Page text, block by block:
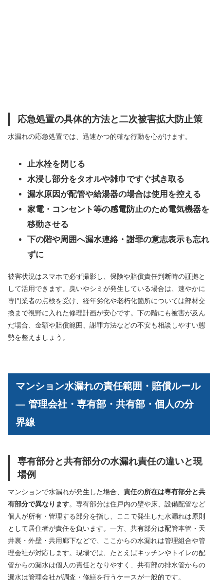
応急処置の具体的方法と二次被害拡大防止策
水漏れの応急処置では、迅速かつ的確な行動を心がけます。
止水栓を閉じる
水浸し部分をタオルや雑巾ですぐ拭き取る
漏水原因が配管や給湯器の場合は使用を控える
家電・コンセント等の感電防止のため電気機器を
移動させる
下の階や周囲へ漏水連絡・謝罪の意志表示も忘れ
ずに
被害状況はスマホで必ず撮影し、保険や賠償責任判断時の証拠と
して活用できます。臭いやシミが発生している場合は、速やかに
専門業者の点検を受け、経年劣化や老朽化箇所については部材交
換まで視野に入れた修理計画が安心です。下の階にも被害が及ん
だ場合、金額や賠償範囲、謝罪方法などの不安も相談しやすい態
勢を整えましょう。
マンション水漏れの責任範囲・賠償ルール
— 管理会社・専有部・共有部・個人の分
界線
専有部分と共有部分の水漏れ責任の違いと現
場例
マンションで水漏れが発生した場合、 責任の所在は専有部分と共
有部分で異なります。専有部分は住戸内の壁や床、設備配管など
個人が所有・管理する部分を指し、ここで発生した水漏れは原則
として居住者が責任を負います。一方、共有部分は配管本管・天
井裏・外壁・共用廊下などで、ここからの水漏れは管理組合や管
理会社が対応します。現場では、たとえばキッチンやトイレの配
管からの漏水は個人の責任となりやすく、共有部の排水管からの
漏水は管理会社が調査・修繕を行うケースが一般的です。